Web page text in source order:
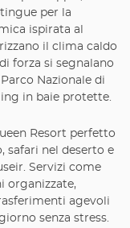
per la
ispirata al
il clima caldo
forza si segnalano
Nazionale di
in baie protette.
Resort perfetto
safari nel deserto e
Servizi come
organizzate,
agevoli
senza stress.